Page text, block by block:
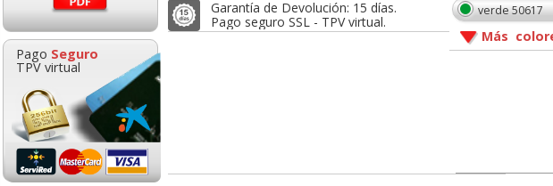
Pago Seguro
TPV virtual
Garantía de Devolución: 15 días.
Pago seguro SSL - TPV virtual.
verde 50617
Más
Jovi 12 Botes
Surtidos +
Pincel
6,74 €
con Iva
Tempera escolar
líquida metalizada,
dorada, Oro Jovi 500 ml
desde:
Pinceles
Pizarra
edding 661
tipo veleda
Acuarelas Jovi pastilla
grande 30mm 22
colores escolares